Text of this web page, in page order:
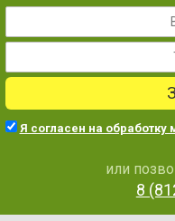
Я согласен на обработку
или
8